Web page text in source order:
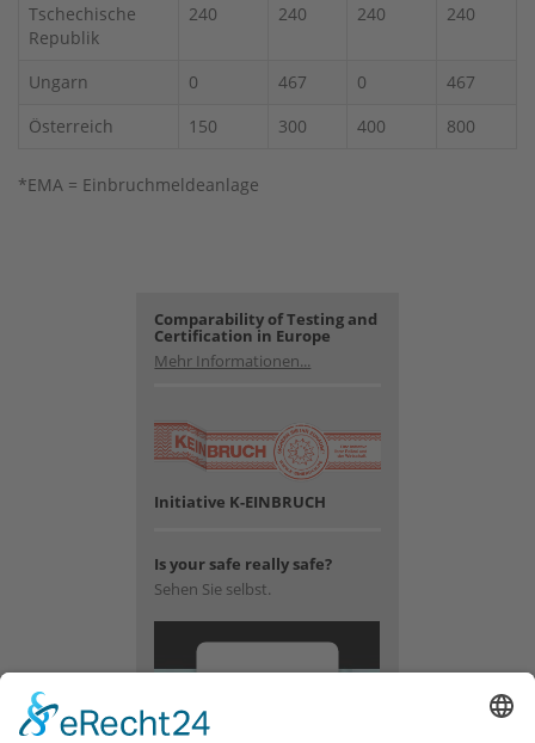
Tschechische
Republik
240 240 240 240
Ungarn 0 467 0
467
Österreich
150 300 400 800
*EMA = Einbruchmeldeanlage
Comparability of Testing and
Certification in Europe
Mehr Informationen...
Initiative K-EINBRUCH
Is your safe really safe?
Sehen Sie selbst.